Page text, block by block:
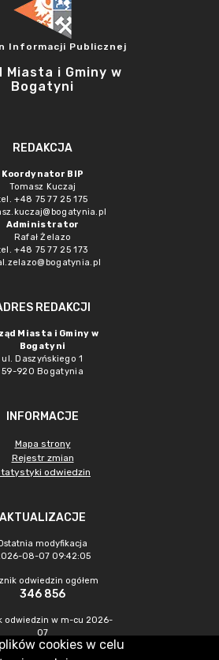
Informacji Publicznej
Miasta i Gminy w
Bogatyni
REDAKCJA
Koordynator BIP
Tomasz Kuczaj
+48 75 77 25 175
Administrator
Rafał Żelazo
+48 75 77 25 173
REDAKCJI
Miasta i Gminy w
Bogatyni
ul. Daszyńskiego 1
59-920 Bogatynia
INFORMACJE
Mapa strony
Rejestr zmian
odwiedzin
AKTUALIZACJE
modyfikacja
08-07 09:42:05
odwiedzin ogółem
346 856
odwiedzin w m-cu 2026-
07
1 247
cookies w celu